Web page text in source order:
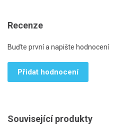
Recenze
Buďte první a napište hodnocení
Přidat hodnocení
Související produkty